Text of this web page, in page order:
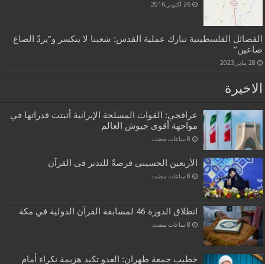
26 أكتوبر,2016
الفصائل الفلسطينية تبارك عملية القدس: شعبنا لا ينكسر و”يردّ الصاع
صاعين”
28 يناير,2023
الاخيرة
عراقجي: القوات المسلحة الإيرانية أثبتت قدراتها في
مواجهة أقوى جيوش العالم
الأربعين الحسيني فرصةٌ للتدبر في القرآن
انطلاق الدورة 46 لمسابقة القرآن الدولية في مكة
خطيب جمعة طهران: العدو تكبد هزيمة نكراء أمام